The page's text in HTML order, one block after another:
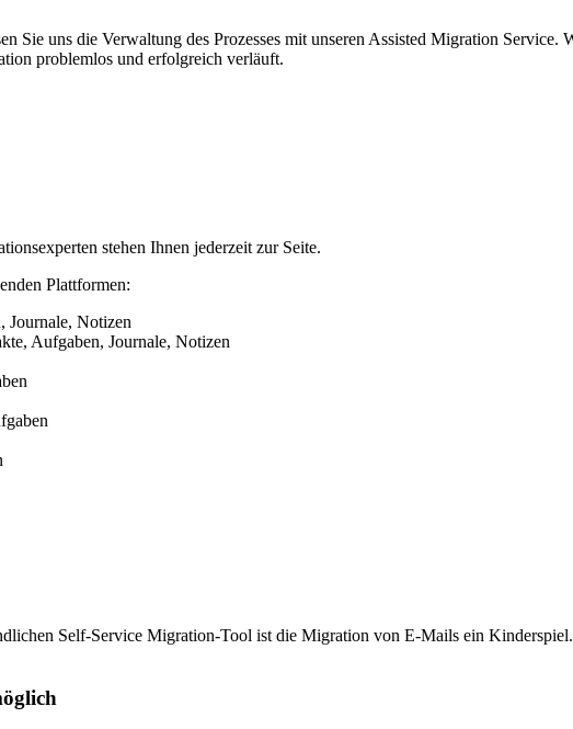
Sie uns die Verwaltung des Prozesses mit unseren Assisted Migration Service.
problemlos und erfolgreich verläuft.
stehen Ihnen jederzeit zur Seite.
Plattformen:
Journale, Notizen
Aufgaben, Journale, Notizen
Self-Service Migration-Tool ist die Migration von E-Mails ein